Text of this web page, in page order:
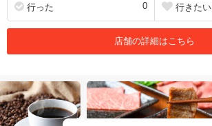
行った 0 行きたい
店舗の詳細はこちら